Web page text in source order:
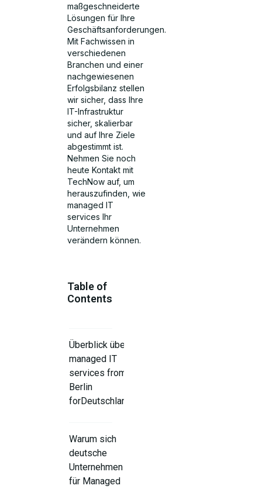
maßgeschneiderte
Lösungen für Ihre
Geschäftsanforderungen.
Mit Fachwissen in
verschiedenen
Branchen und einer
nachgewiesenen
Erfolgsbilanz stellen
wir sicher, dass Ihre
IT-Infrastruktur
sicher, skalierbar
und auf Ihre Ziele
abgestimmt ist.
Nehmen Sie noch
heute Kontakt mit
TechNow auf, um
herauszufinden, wie
managed IT
services Ihr
Unternehmen
verändern können.
Table of
Contents
Überblick über
managed IT
services from
Berlin
forDeutschland
Warum sich
deutsche
Unternehmen
für Managed